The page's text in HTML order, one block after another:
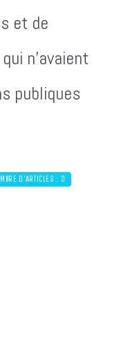
et de
n'avaient
publiques
D'ARTICLES : 0